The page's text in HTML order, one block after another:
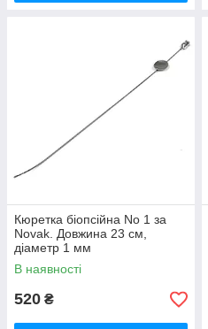
Кюретка біопсійна No 1 за
Novak. Довжина 23 см,
діаметр 1 мм
В наявності
520 ₴